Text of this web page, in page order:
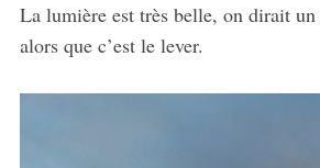
La lumière est très belle, on dirait
alors que c’est le lever.